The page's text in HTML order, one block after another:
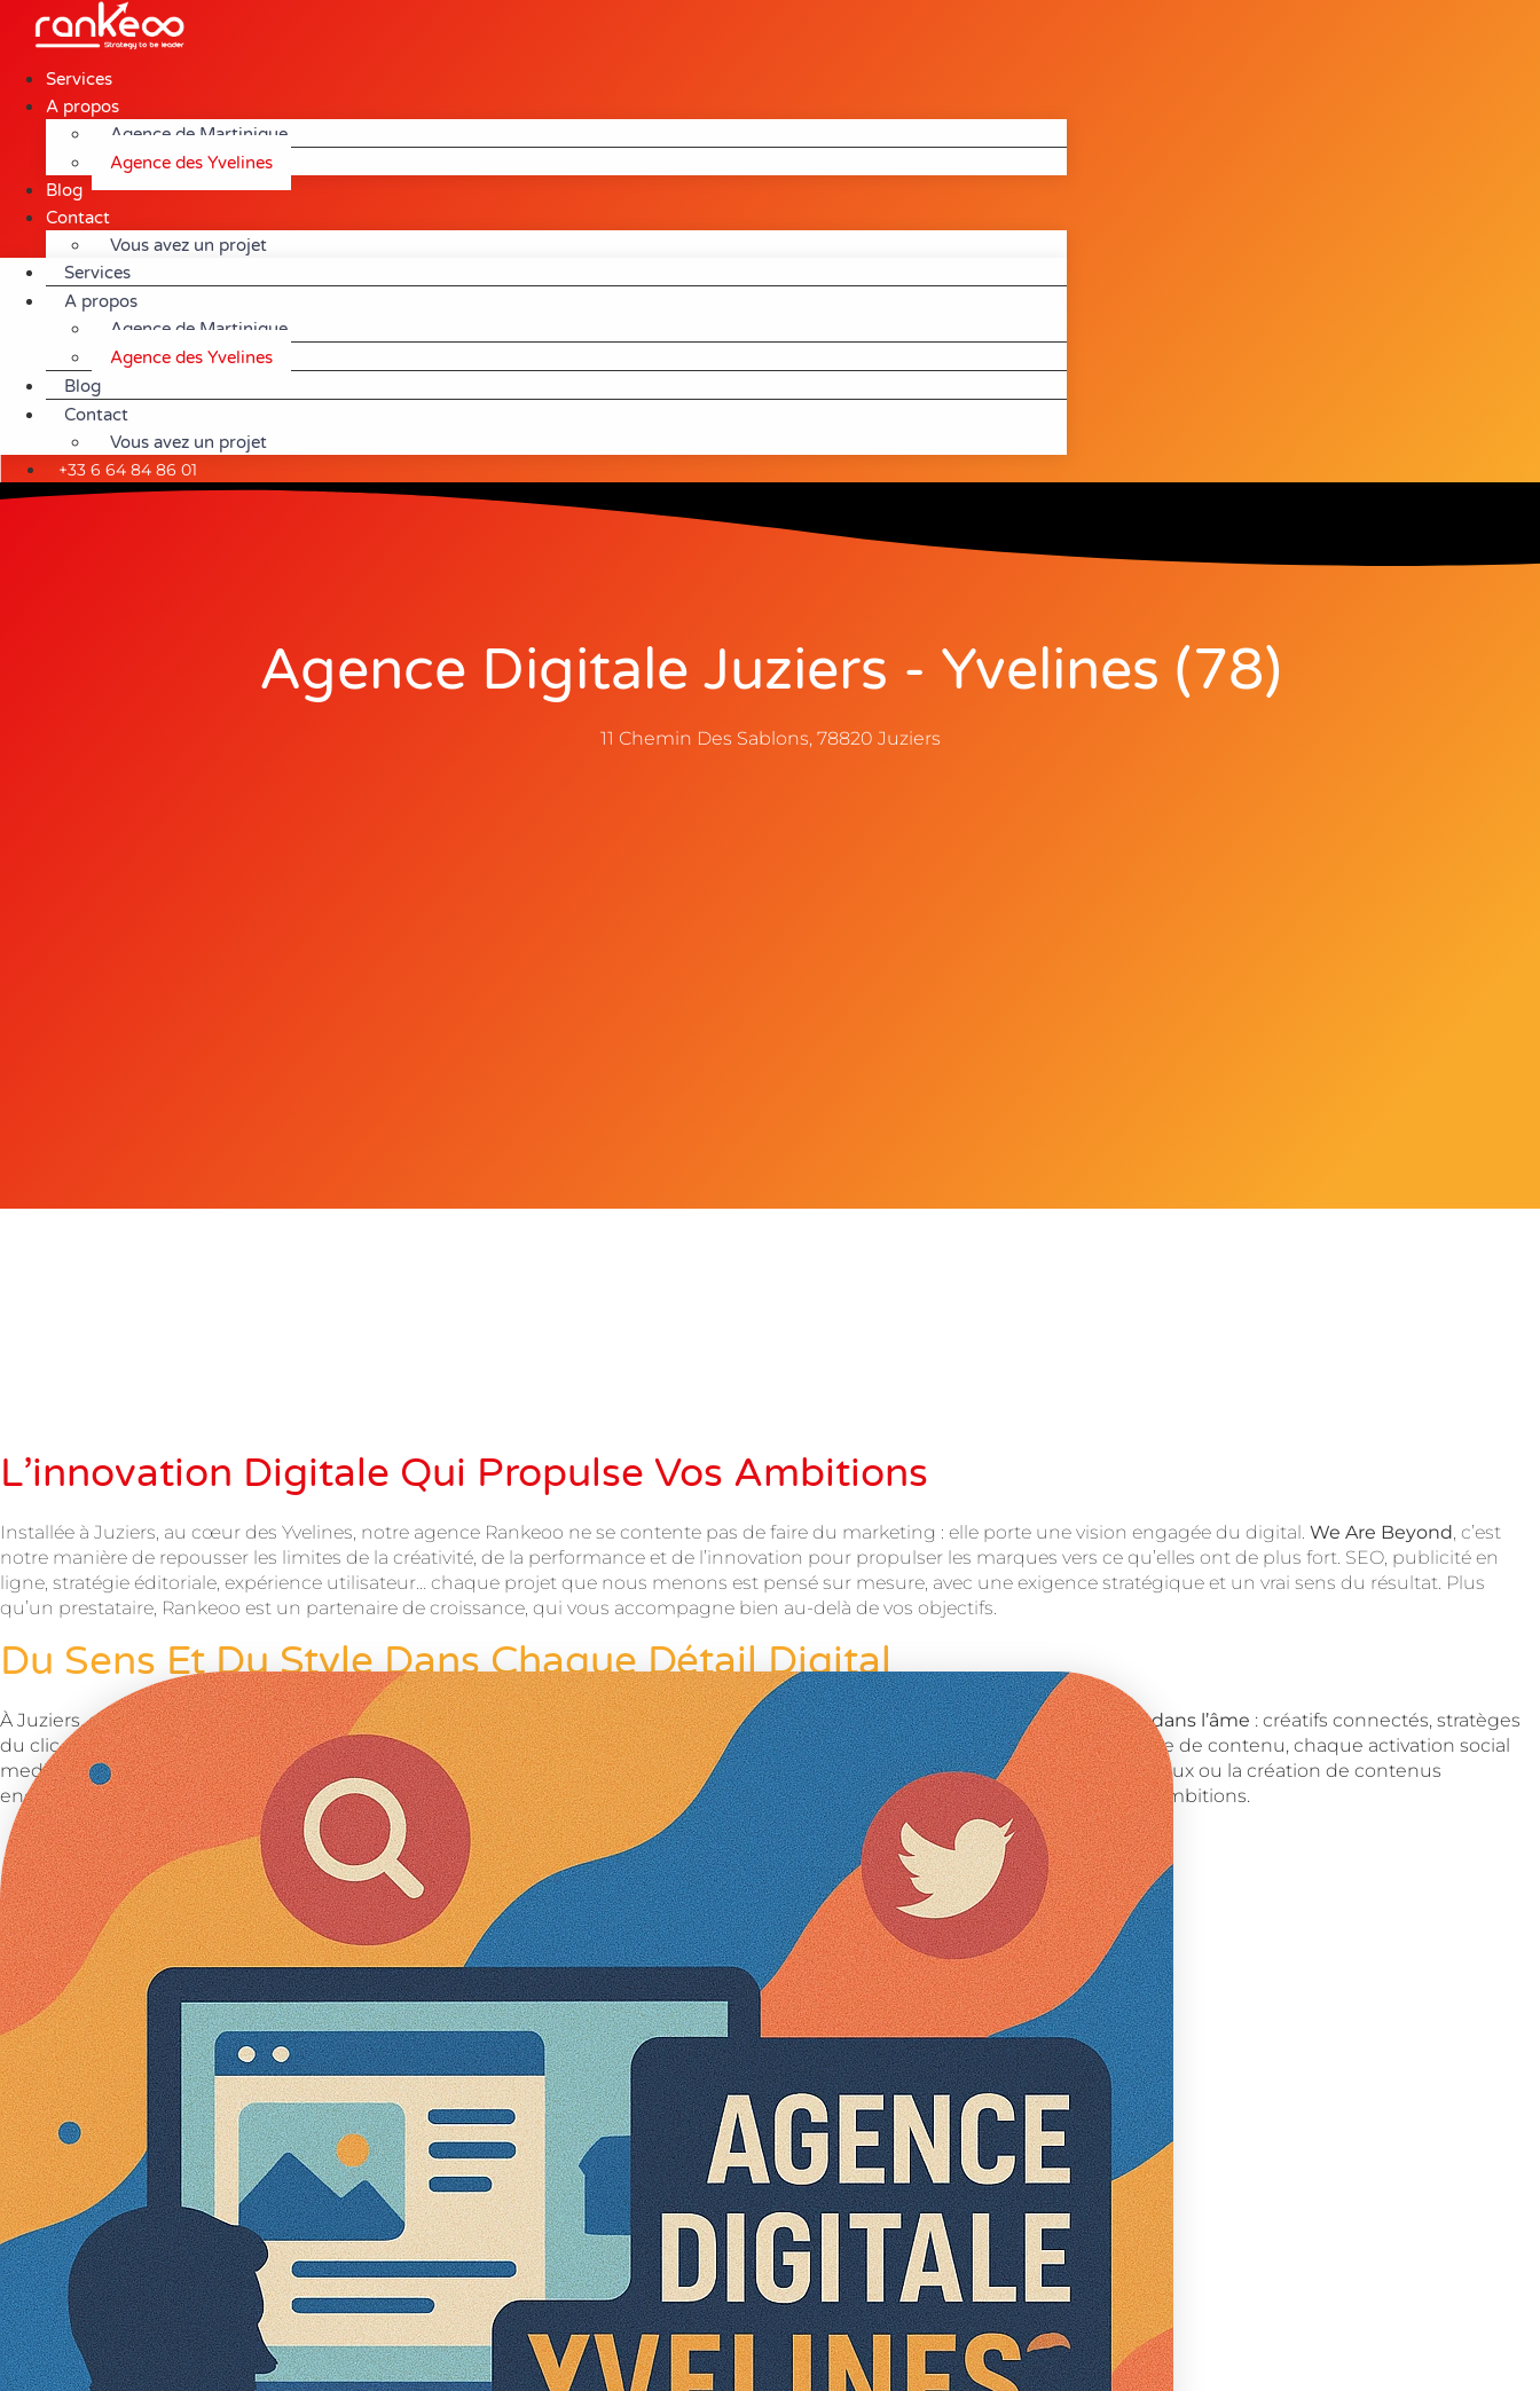
Aller
contenuServices
A propos
Agence de Martinique
Agence des Yvelines
Blog
Contact
Vous avez un projet
Services
A propos
Agence de Martinique
Agence des Yvelines
Blog
Contact
Vous avez un projet
+33 6 64 84 86 01
Agence Digitale Juziers - Yvelines (78)
11 Chemin Des Sablons, 78820 Juziers
L’innovation Digitale Qui Propulse Vos Ambitions
Installée à Juziers, au cœur des Yvelines, notre agence Rankeoo ne se contente pas de faire du marketing : elle porte une vision engagée du digital. We Are Beyond , c’est
notre manière de repousser les limites de la créativité, de la performance et de l’innovation pour propulser les marques vers ce qu’elles ont de plus fort. SEO, publicité en
ligne, stratégie éditoriale, expérience utilisateur… chaque projet que nous menons est pensé sur mesure, avec une exigence stratégique et un vrai sens du résultat. Plus
qu’un prestataire, Rankeoo est un partenaire de croissance, qui vous accompagne bien au-delà de vos objectifs.
Du Sens Et Du Style Dans Chaque Détail Digital
À Juziers, dans les Yvelines, l’agence Rankeoo cultive une passion authentique pour le digital.Nous sommes des Digital Lovers dans l’âme : créatifs connectés, stratèges
du clic, amoureux du pixel juste, obsédés par le détail qui fait la différence. Chaque campagne que nous concevons, chaque ligne de contenu, chaque activation social
media est le fruit d’une alchimie entre émotion, innovation et performance. Du SEO au branding, en passant par les réseaux sociaux ou la création de contenus
engageants, nous faisons du digital un véritable terrain d’expression — au service de votre marque, de votre audience et de vos ambitions.